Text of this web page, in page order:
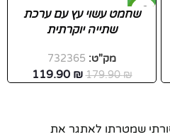
-33%שחמט עשוי עץ עם ערכת
שתייה יוקרתית
מק"ט: 732365
179.90₪
119.90 ₪
שמטרתו לאתגר את